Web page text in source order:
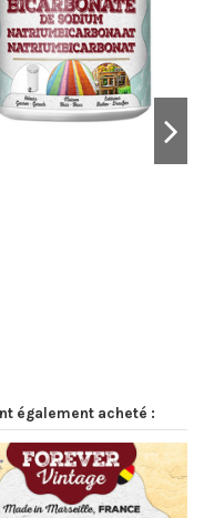
également acheté :